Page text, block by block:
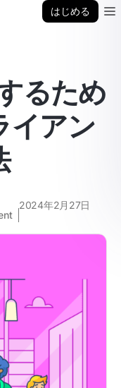
はじめる
るため
イアン
2024年2月27日